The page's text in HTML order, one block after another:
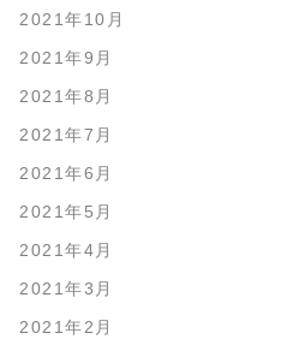
2021年10月
2021年9月
2021年8月
2021年7月
2021年6月
2021年5月
2021年4月
2021年3月
2021年2月